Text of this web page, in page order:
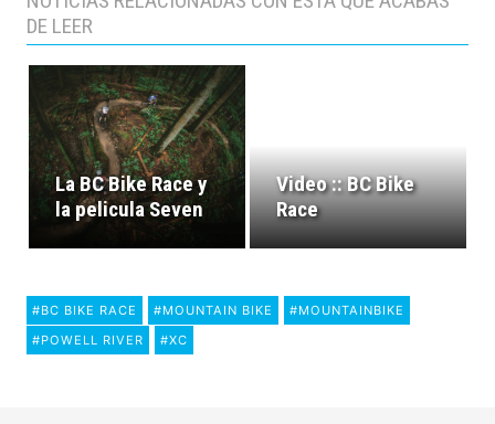
DE LEER
La BC Bike Race y
la pelicula Seven
Video :: BC Bike
Race
#BC BIKE RACE #MOUNTAIN BIKE
#MOUNTAINBIKE
#POWELL RIVER
#XC